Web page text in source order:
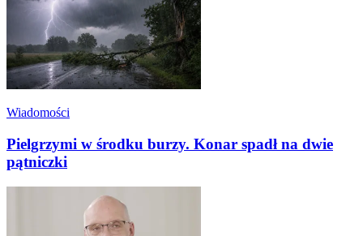
Wiadomości
Pielgrzymi w środku burzy. Konar spadł na dwie
pątniczki